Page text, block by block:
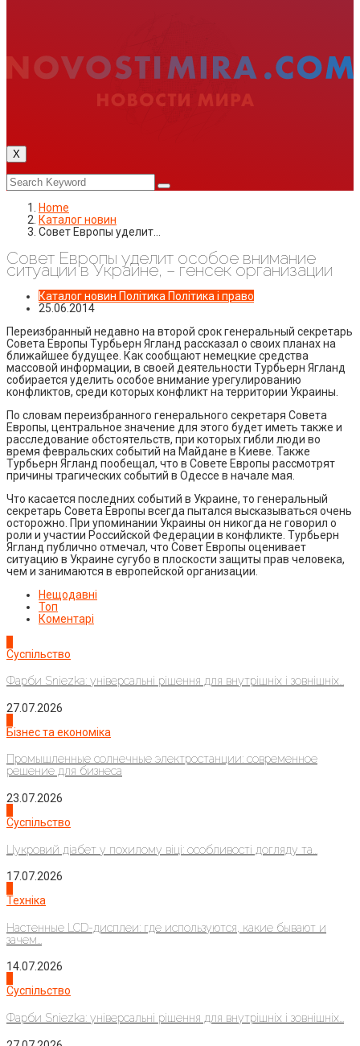
X
Home
Каталог новин
Совет Европы уделит…
Совет Европы уделит особое внимание
ситуации в Украине, – генсек организации
Каталог новин Політика Політика і право
25.06.2014
Переизбранный недавно на второй срок генеральный секретарь
Совета Европы Турбьерн Ягланд рассказал о своих планах на
ближайшее будущее. Как сообщают немецкие средства
массовой информации, в своей деятельности Турбьерн Ягланд
собирается уделить особое внимание урегулированию
конфликтов, среди которых конфликт на территории Украины.
По словам переизбранного генерального секретаря Совета
Европы, центральное значение для этого будет иметь также и
расследование обстоятельств, при которых гибли люди во
время февральских событий на Майдане в Киеве. Также
Турбьерн Ягланд пообещал, что в Совете Европы рассмотрят
причины трагических событий в Одессе в начале мая.
Что касается последних событий в Украине, то генеральный
секретарь Совета Европы всегда пытался высказываться очень
осторожно. При упоминании Украины он никогда не говорил о
роли и участии Российской Федерации в конфликте. Турбьерн
Ягланд публично отмечал, что Совет Европы оценивает
ситуацию в Украине сугубо в плоскости защиты прав человека,
чем и занимаются в европейской организации.
Нещодавні
Топ
Коментарі
Суспільство
Фарби Sniezka: універсальні рішення для внутрішніх і зовнішніх...
27.07.2026
Бізнес та економіка
Промышленные солнечные электростанции: современное
решение для бизнеса
23.07.2026
Суспільство
Цукровий діабет у похилому віці: особливості догляду та...
17.07.2026
Техніка
Настенные LCD-дисплеи: где используются, какие бывают и
зачем...
14.07.2026
Суспільство
Фарби Sniezka: універсальні рішення для внутрішніх і зовнішніх...